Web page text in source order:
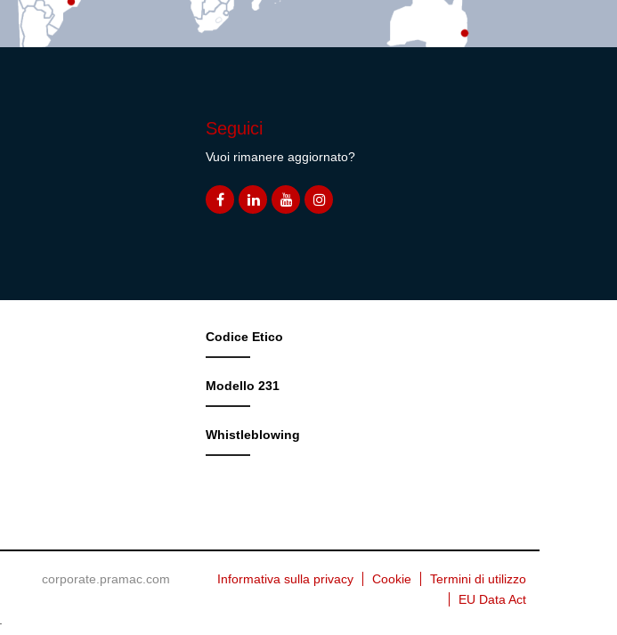
Seguici
Vuoi rimanere aggiornato?
Codice Etico
Modello 231
Whistleblowing
corporate.pramac.com Informativa sulla privacy Cookie
Termini di utilizzo
EU Data Act